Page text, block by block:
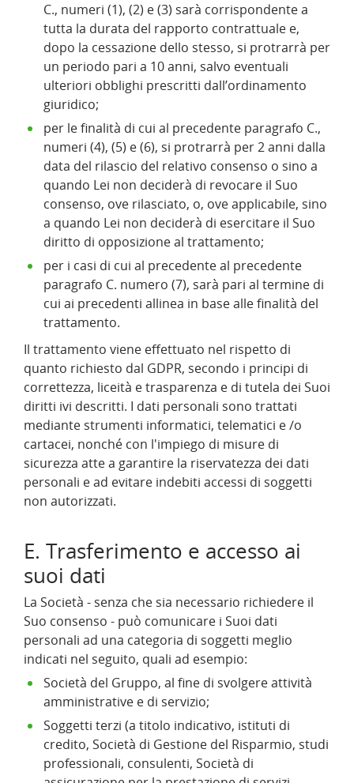
C., numeri (1), (2) e (3) sarà corrispondente a
tutta la durata del rapporto contrattuale e,
dopo la cessazione dello stesso, si protrarrà per
un periodo pari a 10 anni, salvo eventuali
ulteriori obblighi prescritti dall’ordinamento
giuridico;
per le finalità di cui al precedente paragrafo C.,
numeri (4), (5) e (6), si protrarrà per 2 anni dalla
data del rilascio del relativo consenso o sino a
quando Lei non deciderà di revocare il Suo
consenso, ove rilasciato, o, ove applicabile, sino
a quando Lei non deciderà di esercitare il Suo
diritto di opposizione al trattamento;
per i casi di cui al precedente al precedente
paragrafo C. numero (7), sarà pari al termine di
cui ai precedenti allinea in base alle finalità del
trattamento.
Il trattamento viene effettuato nel rispetto di
quanto richiesto dal GDPR, secondo i principi di
correttezza, liceità e trasparenza e di tutela dei Suoi
diritti ivi descritti. I dati personali sono trattati
mediante strumenti informatici, telematici e /o
cartacei, nonché con l'impiego di misure di
sicurezza atte a garantire la riservatezza dei dati
personali e ad evitare indebiti accessi di soggetti
non autorizzati.
E. Trasferimento e accesso ai
suoi dati
La Società - senza che sia necessario richiedere il
Suo consenso - può comunicare i Suoi dati
personali ad una categoria di soggetti meglio
indicati nel seguito, quali ad esempio:
Società del Gruppo, al fine di svolgere attività
amministrative e di servizio;
Soggetti terzi (a titolo indicativo, istituti di
credito, Società di Gestione del Risparmio, studi
professionali, consulenti, Società di